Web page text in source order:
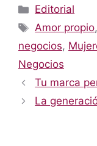
Categorías
Editorial
Etiquetas
Amor propio
negocios,
Negocios
Tu marca
La